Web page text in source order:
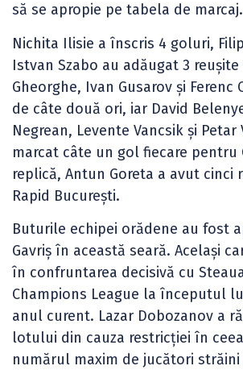
să se apropie pe tabela de marcaj.
Nichita Ilisie a înscris 4 goluri,
Istvan Szabo au adăugat 3 reușite
Gheorghe, Ivan Gusarov și Ferenc
de câte două ori, iar David
Negrean, Levente Vancsik și Petar
marcat câte un gol fiecare pentru
replică, Antun Goreta a avut cinci
Rapid București.
Buturile echipei orădene au fost
Gavriș în această seară. Același
în confruntarea decisivă cu
Champions League la începutul
anul curent. Lazar Dobozanov a
lotului din cauza restricției în
numărul maxim de jucători străini